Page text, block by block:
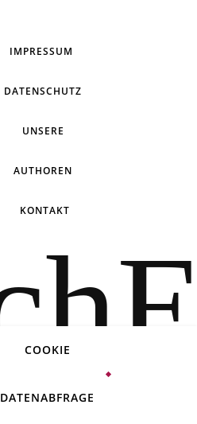
IMPRESSUM
DATENSCHUTZ
UNSERE
AUTHOREN
KONTAKT
COOKIE
DATENABFRAGE